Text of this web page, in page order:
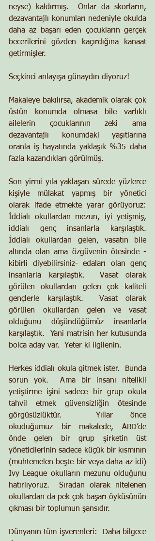
neyse) kaldırmış.  Onlar da skorların,
dezavantajlı konumları nedeniyle okulda
daha az başarı eden çocukların gerçek
becerilerini gözden kaçırdığına kanaat
getirmişler.
Seçkinci anlayışa günaydın diyoruz!
Makaleye bakılırsa, akademik olarak çok
üstün konumda olmasa bile varlıklı
ailelerin çocuklarının zeki ama
dezavantajlı konumdaki yaşıtlarına
oranla iş hayatında yaklaşık %35 daha
fazla kazandıkları görülmüş.
Son yirmi yıla yaklaşan sürede yüzlerce
kişiyle mülakat yapmış bir yönetici
olarak ifade etmekte yarar görüyoruz:
İddialı okullardan mezun, iyi yetişmiş,
iddialı genç insanlarla karşılaştık.
İddialı okullardan gelen, vasatın bile
altında olan ama özgüvenin ötesinde -
kibirli diyebilirsiniz- edaları olan genç
insanlarla karşılaştık.  Vasat olarak
görülen okullardan gelen çok kaliteli
gençlerle karşılaştık.  Vasat olarak
görülen okullardan gelen ve vasat
olduğunu düşündüğümüz insanlarla
karşılaştık.  Yani matrisin her kutusunda
bolca aday var.  Yeter ki ilgilenin.
Herkes iddialı okula gitmek ister.  Bunda
sorun yok.  Ama bir insanı nitelikli
yetiştirme işini sadece bir grup okula
tahvil etmek güvensizliğin ötesinde
görgüsüzlüktür.  Yıllar önce
okuduğumuz bir makalede, ABD’de
önde gelen bir grup şirketin üst
yöneticilerinin sadece küçük bir kısmının
(muhtemelen beşte bir veya daha az idi)
Ivy League okulların mezunu olduğunu
hatırlıyoruz.  Sıradan olarak nitelenen
okullardan da pek çok başarı öyküsünün
çıkması bir toplumun şansıdır.
Dünyanın tüm işverenleri:  Daha bilgece